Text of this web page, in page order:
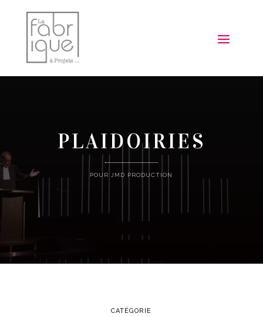
PLAIDOIRIES
POUR JMD PRODUCTION
CATÉGORIE